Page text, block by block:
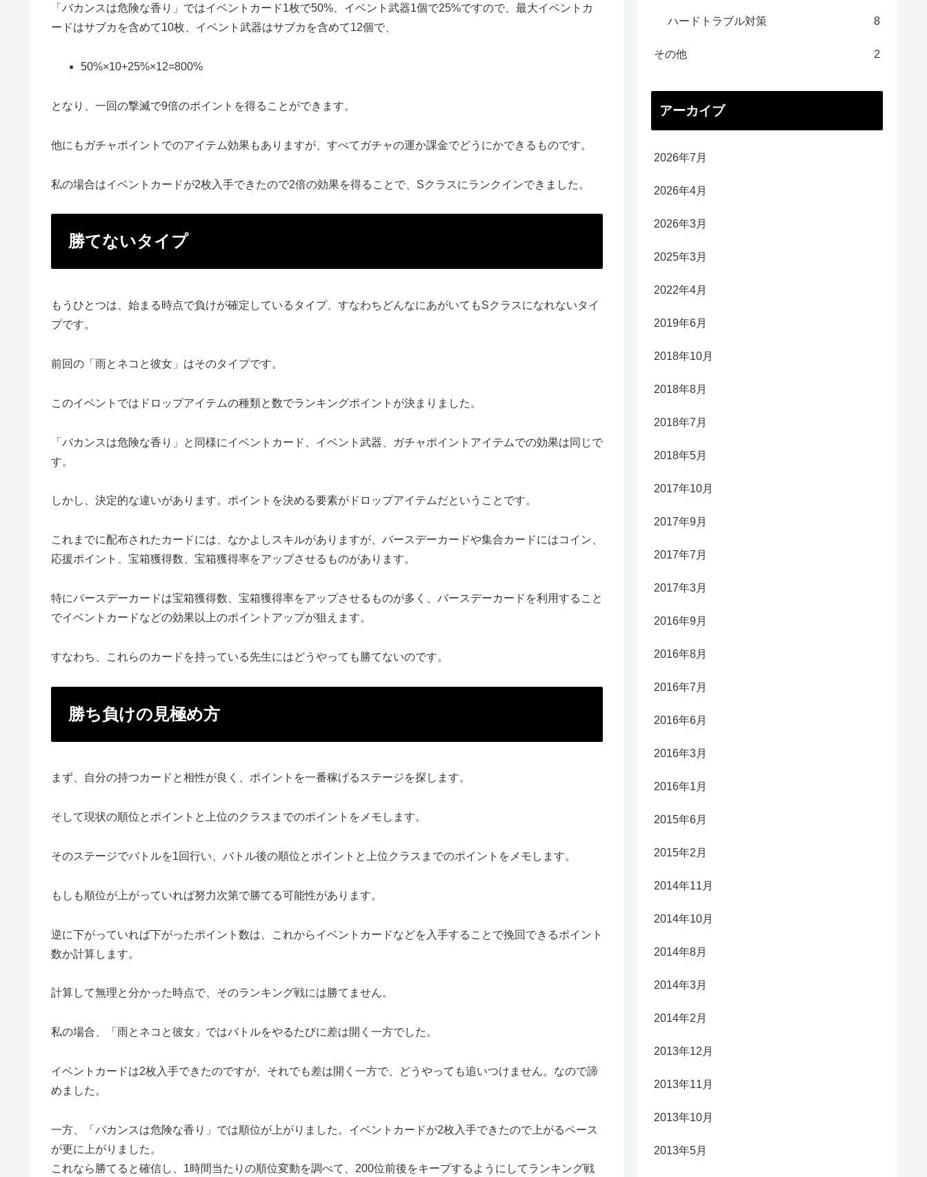
「バカンスは危険な香り」ではイベントカード1枚で50%、イベント武器1個で25%ですので、最大イベントカ
ードはサブカを含めて10枚、イベント武器はサブカを含めて12個で、
50%×10+25%×12=800%
となり、一回の撃滅で9倍のポイントを得ることができます。
他にもガチャポイントでのアイテム効果もありますが、すべてガチャの運か課金でどうにかできるものです。
私の場合はイベントカードが2枚入手できたので2倍の効果を得ることで、Sクラスにランクインできました。
勝てないタイプ
もうひとつは、始まる時点で負けが確定しているタイプ、すなわちどんなにあがいてもSクラスになれないタイ
プです。
前回の「雨とネコと彼女」はそのタイプです。
このイベントではドロップアイテムの種類と数でランキングポイントが決まりました。
「バカンスは危険な香り」と同様にイベントカード、イベント武器、ガチャポイントアイテムでの効果は同じで
す。
しかし、決定的な違いがあります。ポイントを決める要素がドロップアイテムだということです。
これまでに配布されたカードには、なかよしスキルがありますが、バースデーカードや集合カードにはコイン、
応援ポイント、宝箱獲得数、宝箱獲得率をアップさせるものがあります。
特にバースデーカードは宝箱獲得数、宝箱獲得率をアップさせるものが多く、バースデーカードを利用すること
でイベントカードなどの効果以上のポイントアップが狙えます。
すなわち、これらのカードを持っている先生にはどうやっても勝てないのです。
勝ち負けの見極め方
まず、自分の持つカードと相性が良く、ポイントを一番稼げるステージを探します。
そして現状の順位とポイントと上位のクラスまでのポイントをメモします。
そのステージでバトルを1回行い、バトル後の順位とポイントと上位クラスまでのポイントをメモします。
もしも順位が上がっていれば努力次第で勝てる可能性があります。
逆に下がっていれば下がったポイント数は、これからイベントカードなどを入手することで挽回できるポイント
数か計算します。
計算して無理と分かった時点で、そのランキング戦には勝てません。
私の場合、「雨とネコと彼女」ではバトルをやるたびに差は開く一方でした。
イベントカードは2枚入手できたのですが、それでも差は開く一方で、どうやっても追いつけません。なので諦
めました。
一方、「バカンスは危険な香り」では順位が上がりました。イベントカードが2枚入手できたので上がるペース
が更に上がりました。
これなら勝てると確信し、1時間当たりの順位変動を調べて、200位前後をキープするようにしてランキング戦
ハードトラブル対策 8
その他 2
アーカイブ
2026年7月
2026年4月
2026年3月
2025年3月
2022年4月
2019年6月
2018年10月
2018年8月
2018年7月
2018年5月
2017年10月
2017年9月
2017年7月
2017年3月
2016年9月
2016年8月
2016年7月
2016年6月
2016年3月
2016年1月
2015年6月
2015年2月
2014年11月
2014年10月
2014年8月
2014年3月
2014年2月
2013年12月
2013年11月
2013年10月
2013年5月